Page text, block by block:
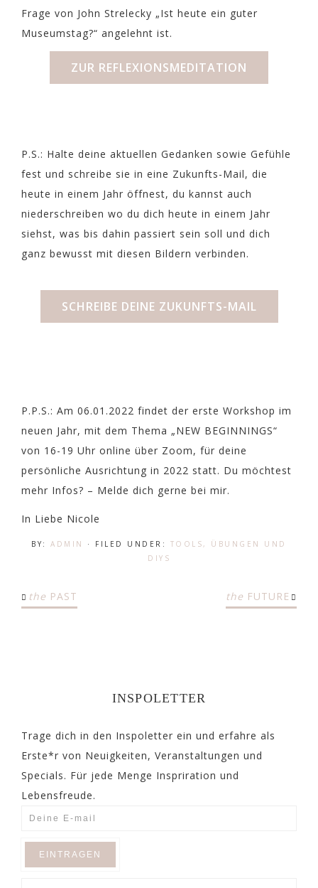
Frage von John Strelecky „Ist heute ein guter
Museumstag?“ angelehnt ist.
ZUR REFLEXIONSMEDITATION
P.S.: Halte deine aktuellen Gedanken sowie Gefühle
fest und schreibe sie in eine Zukunfts-Mail, die
heute in einem Jahr öffnest, du kannst auch
niederschreiben wo du dich heute in einem Jahr
siehst, was bis dahin passiert sein soll und dich
ganz bewusst mit diesen Bildern verbinden.
SCHREIBE DEINE ZUKUNFTS-MAIL
P.P.S.: Am 06.01.2022 findet der erste Workshop im
neuen Jahr, mit dem Thema „NEW BEGINNINGS“
von 16-19 Uhr online über Zoom, für deine
persönliche Ausrichtung in 2022 statt. Du möchtest
mehr Infos? – Melde dich gerne bei mir.
In Liebe Nicole
BY:ADMIN · FILED UNDER: TOOLS, ÜBUNGEN UND
DIYS
the PAST the FUTURE
INSPOLETTER
Trage dich in den Inspoletter ein und erfahre als
Erste*r von Neuigkeiten, Veranstaltungen und
Specials. Für jede Menge Inspriration und
Lebensfreude.